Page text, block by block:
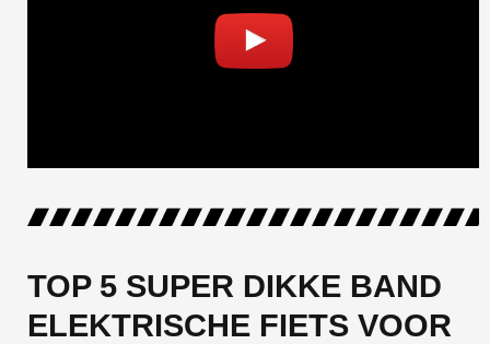
TOP 5 SUPER DIKKE BAND
ELEKTRISCHE FIETS VOOR